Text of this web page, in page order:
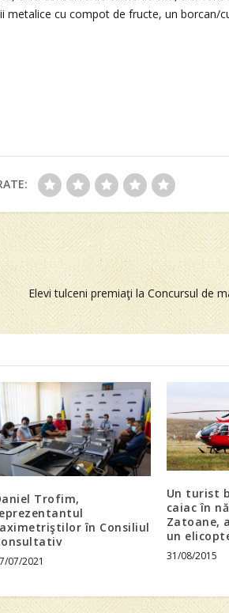
metalice cu compot de fructe, un borcan/
Elevi tulceni premiaţi la Concursul de
Trofim,
în Consiliul
07/2021
Un turist
caiac în
Zatoane,
un
31/08/2015